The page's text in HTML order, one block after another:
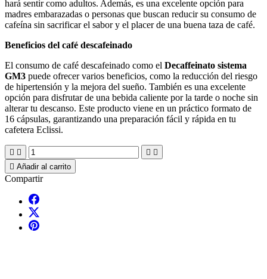
hará sentir como adultos. Además, es una excelente opción para
madres embarazadas o personas que buscan reducir su consumo de
cafeína sin sacrificar el sabor y el placer de una buena taza de café.
Beneficios del café descafeinado
El consumo de café descafeinado como el Decaffeinato sistema
GM3 puede ofrecer varios beneficios, como la reducción del riesgo
de hipertensión y la mejora del sueño. También es una excelente
opción para disfrutar de una bebida caliente por la tarde o noche sin
alterar tu descanso. Este producto viene en un práctico formato de
16 cápsulas, garantizando una preparación fácil y rápida en tu
cafetera Eclissi.
   
 Añadir al carrito
Compartir